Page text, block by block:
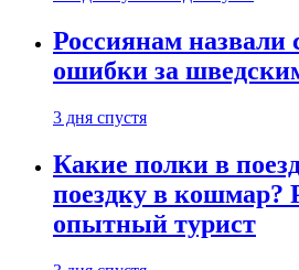
Россиянам назвали
ошибки за
3 дня спустя
Какие полки в
поездку в кошмар?
опытный турист